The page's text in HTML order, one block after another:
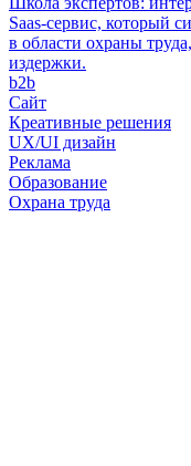
Saas-сервис, который
в области охраны
издержки.
b2b
Сайт
Креативные решения
UX/UI дизайн
Реклама
Образование
Охрана труда